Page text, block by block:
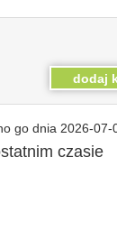
go dnia 2026-
czasie